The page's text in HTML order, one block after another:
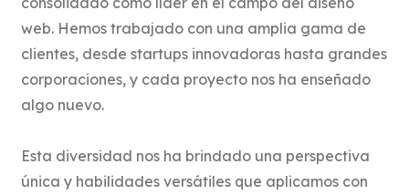
web. Hemos trabajado con una amplia gama de
clientes, desde startups innovadoras hasta grandes
corporaciones, y cada proyecto nos ha enseñado
algo nuevo.
Esta diversidad nos ha brindado una perspectiva
única y habilidades versátiles que aplicamos con